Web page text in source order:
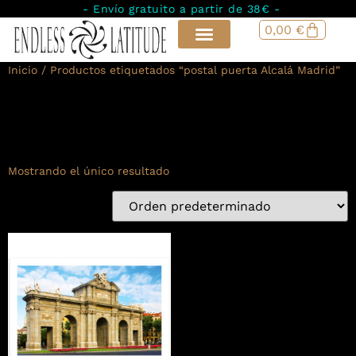
- Envío gratuito a partir de 38€ -
0,00 €
Inicio / Productos etiquetados “postal puerta Alcalá Madrid”
Mostrando el único resultado